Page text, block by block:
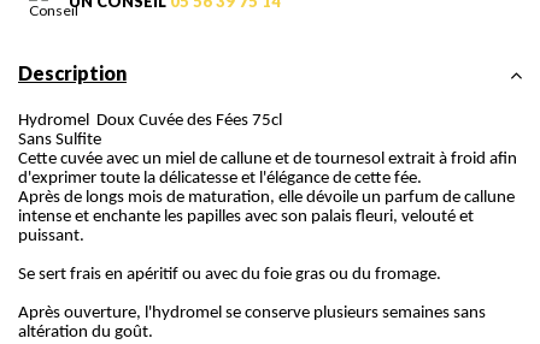
Description
Hydromel Doux Cuvée des Fées 75cl
Sans Sulfite
Cette cuvée avec un miel de callune et de tournesol extrait à froid afin
d'exprimer toute la délicatesse et l'élégance de cette fée.
Après de longs mois de maturation, elle dévoile un parfum de callune
intense et enchante les papilles avec son palais fleuri, velouté et
puissant.
​Se sert frais en apéritif ou avec du foie gras ou du fromage.
Après ouverture, l'hydromel se conserve plusieurs semaines sans
altération du goût.